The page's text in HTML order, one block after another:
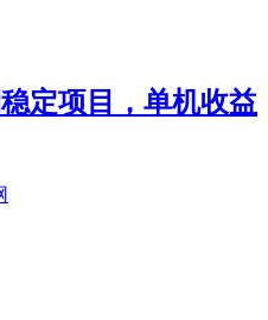
定项目，单机收益